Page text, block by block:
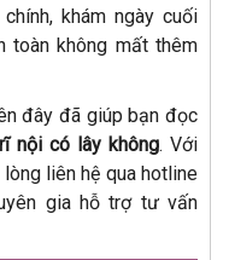
khám ngày cuối
toàn không mất thêm
đây đã giúp bạn đọc
nội có lây không. Với
liên hệ qua hotline
gia hỗ trợ tư vấn